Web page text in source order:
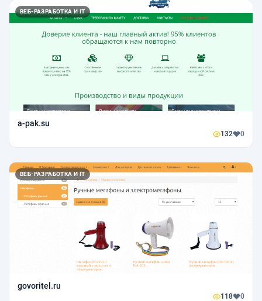
ВЕБ-РАЗРАБОТКА И IT
a-pak.su
132 0
ВЕБ-РАЗРАБОТКА И IT
govoritel.ru
118 0